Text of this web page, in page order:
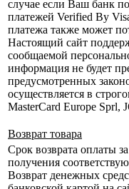
случае если Ваш банк
платежей Verified By
платежа также может
Настоящий сайт
сообщаемой
информация не будет
предусмотренных
осуществляется в
MasterCard Europe Sprl,
Возврат товара
Срок возврата оплаты
получения
Возврат денежных